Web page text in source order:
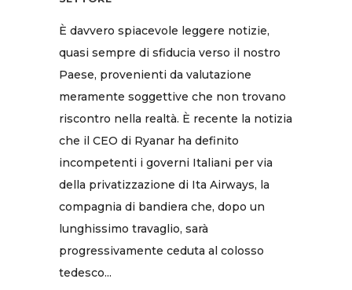
È davvero spiacevole leggere notizie,
quasi sempre di sfiducia verso il nostro
Paese, provenienti da valutazione
meramente soggettive che non trovano
riscontro nella realtà. È recente la notizia
che il CEO di Ryanar ha definito
incompetenti i governi Italiani per via
della privatizzazione di Ita Airways, la
compagnia di bandiera che, dopo un
lunghissimo travaglio, sarà
progressivamente ceduta al colosso
tedesco...